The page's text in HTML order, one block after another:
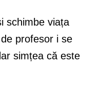
schimbe viața
profesor i se
simțea că este